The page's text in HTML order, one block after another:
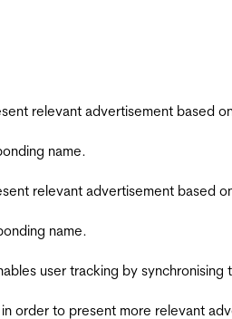
relevant advertisement based
name.
relevant advertisement based
name.
user tracking by synchronising
order to present more relevant